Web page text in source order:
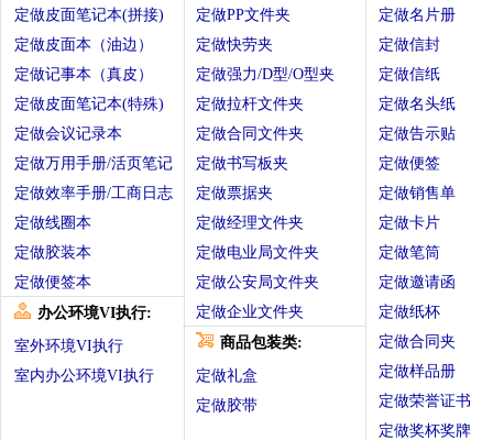
定做皮面笔记本(拼接)
定做皮面本（油边）
定做记事本（真皮）
定做皮面笔记本(特殊)
定做会议记录本
定做万用手册/活页笔记
定做效率手册/工商日志
定做线圈本
定做胶装本
定做便签本
办公环境VI执行:
室外环境VI执行
室内办公环境VI执行
定做PP文件夹
定做快劳夹
定做强力/D型/O型夹
定做拉杆文件夹
定做合同文件夹
定做书写板夹
定做票据夹
定做经理文件夹
定做电业局文件夹
定做公安局文件夹
定做企业文件夹
商品包装类:
定做礼盒
定做胶带
定做名片册
定做信封
定做信纸
定做名头纸
定做告示贴
定做便签
定做销售单
定做卡片
定做笔筒
定做邀请函
定做纸杯
定做合同夹
定做样品册
定做荣誉证书
定做奖杯奖牌